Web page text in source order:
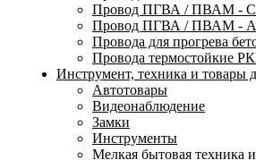
Провод ПГВА / ПВАМ -
Провод ПГВА / ПВАМ
Провода для прогрева
Провода термостойкие
Инструмент, техника и товары
Автотовары
Видеонаблюдение
Замки
Инструменты
Мелкая бытовая техника